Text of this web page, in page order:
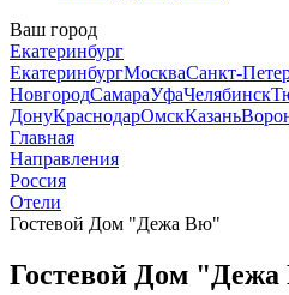
Ваш город
Екатеринбург
ЕкатеринбургМоскваСанкт-
НовгородСамараУфаЧелябинск
ДонуКраснодарОмскКазань
Главная
Направления
Россия
Отели
Гостевой Дом "Дежа Вю"
Гостевой Дом